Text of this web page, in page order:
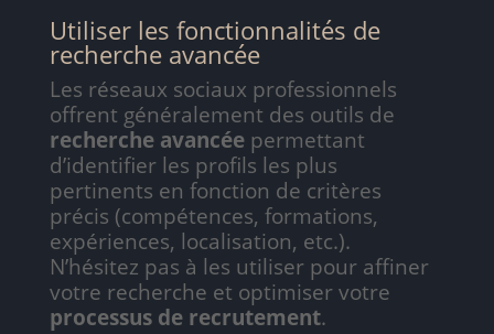
Utiliser les fonctionnalités de
recherche avancée
Les réseaux sociaux professionnels
offrent généralement des outils de
recherche avancéepermettant
d’identifier les profils les plus
pertinents en fonction de critères
précis (compétences, formations,
expériences, localisation, etc.).
N’hésitez pas à les utiliser pour affiner
votre recherche et optimiser votre
processus de recrutement.